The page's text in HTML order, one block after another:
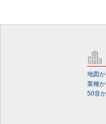
地図
業種
50音